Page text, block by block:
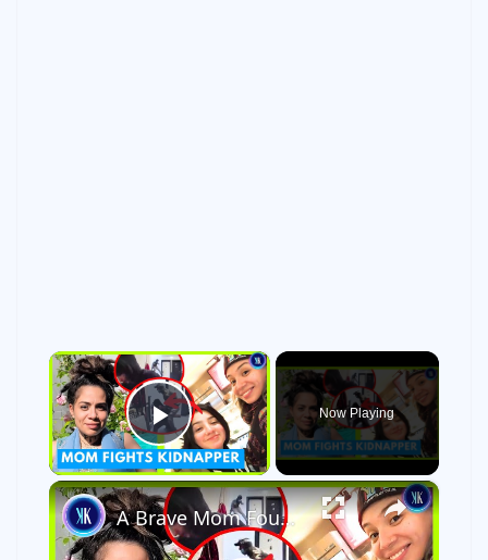
×
Play Video
Now Playing
×
A Brave Mom Fought Off Her Teenage Daughter's Stalker